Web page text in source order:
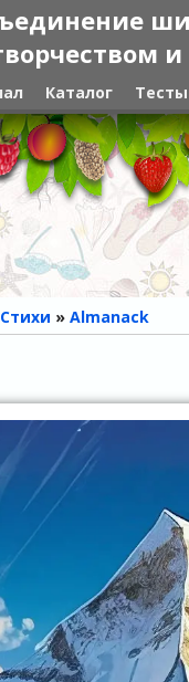
Каталог Тесты
Стихи » Almanack